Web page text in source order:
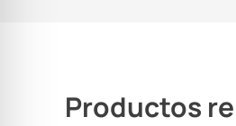
Productos